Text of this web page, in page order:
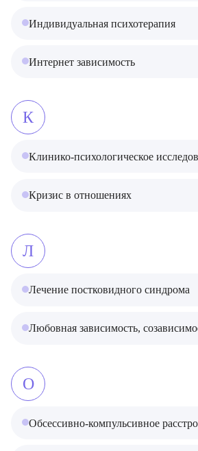
Индивидуальная психотерапия
Интернет зависимость
К
Клинико-психологическое
Кризис в отношениях
Л
Лечение постковидного синдрома
Любовная зависимость,
О
Обсессивно-компульсивное